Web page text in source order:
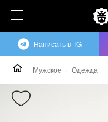
Мужское Одежда
Написать в TG